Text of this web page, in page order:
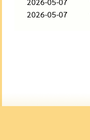
2026-05-07